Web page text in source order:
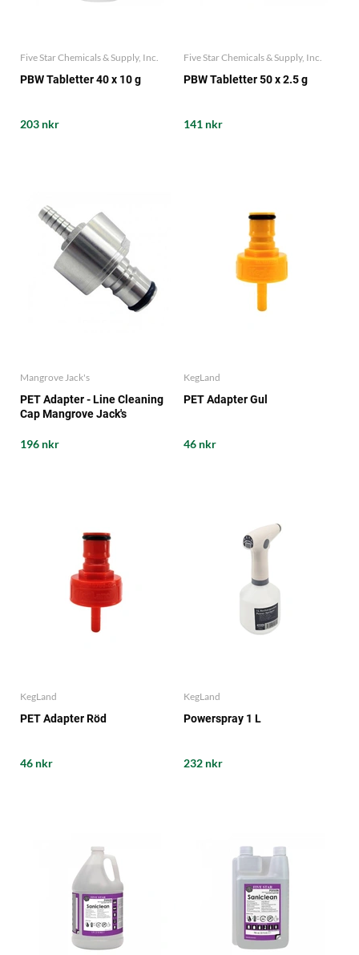
Five Star Chemicals & Supply, Inc.
PBW Tabletter 40 x 10 g
203 nkr
Five Star Chemicals & Supply, Inc.
PBW Tabletter 50 x 2.5 g
141 nkr
Mangrove Jack's
PET Adapter - Line Cleaning
Cap Mangrove Jack's
196 nkr
KegLand
PET Adapter Gul
46 nkr
KegLand
PET Adapter Röd
46 nkr
KegLand
Powerspray 1 L
232 nkr